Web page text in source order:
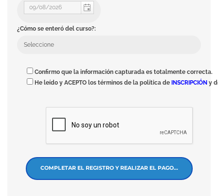
¿Cómo se enteró del curso?:
Confirmo que la información capturada es totalmente correcta.
He leído y ACEPTO los términos de la política de INSCRIPCIÓN y